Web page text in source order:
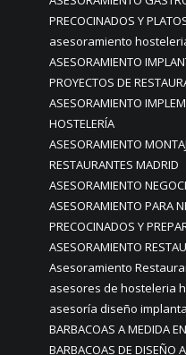
PRECOCINADOS Y
asesoramiento
ASESORAMIENTO
PROYECTOS DE
ASESORAMIENTO
HOSTELERÍA
ASESORAMIENTO
RESTAURANTES MADRID
ASESORAMIENTO
ASESORAMIENTO PARA
PRECOCINADOS Y
ASESORAMIENTO
Asesoramiento
asesores de hosteleria
asesoría diseño
BARBACOAS A MEDIDA
BARBACOAS DE DISEÑO